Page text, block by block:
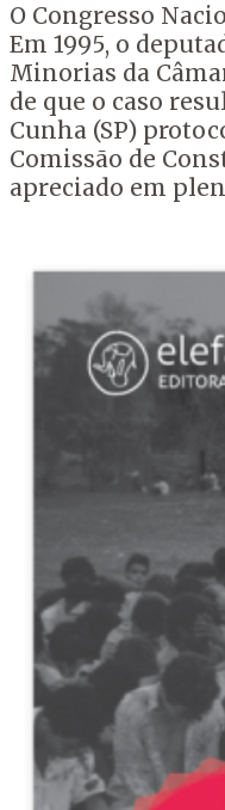
O Congresso
Em 1995, o
Minorias da
de que o caso
Cunha (SP)
Comissão de
apreciado em